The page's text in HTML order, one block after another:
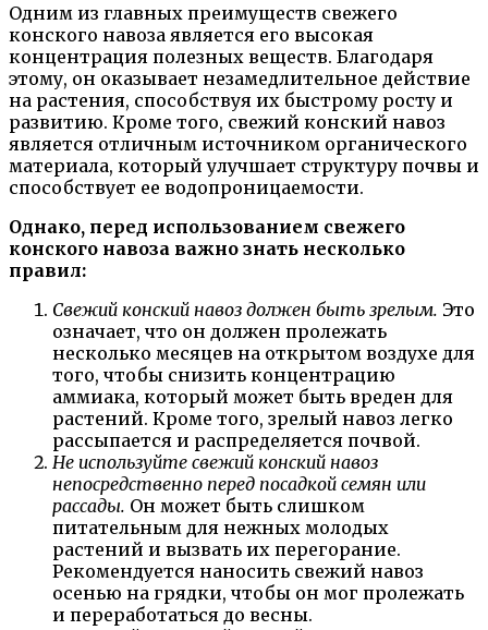
Одним из главных преимуществ свежего
конского навоза является его высокая
концентрация полезных веществ. Благодаря
этому, он оказывает незамедлительное действие
на растения, способствуя их быстрому росту и
развитию. Кроме того, свежий конский навоз
является отличным источником органического
материала, который улучшает структуру почвы и
способствует ее водопроницаемости.
Однако, перед использованием свежего
конского навоза важно знать несколько
правил:
Свежий конский навоз должен быть зрелым. Это
означает, что он должен пролежать
несколько месяцев на открытом воздухе для
того, чтобы снизить концентрацию
аммиака, который может быть вреден для
растений. Кроме того, зрелый навоз легко
рассыпается и распределяется почвой.
Не используйте свежий конский навоз
непосредственно перед посадкой семян или
рассады. Он может быть слишком
питательным для нежных молодых
растений и вызвать их перегорание.
Рекомендуется наносить свежий навоз
осенью на грядки, чтобы он мог пролежать
и переработаться до весны.